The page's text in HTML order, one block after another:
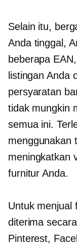
Selain itu,
Anda tinggal,
beberapa
listingan Anda
persyaratan
tidak mungkin
semua ini.
menggunakan
meningkatkan
furnitur Anda.
Untuk menjual
diterima
Pinterest,